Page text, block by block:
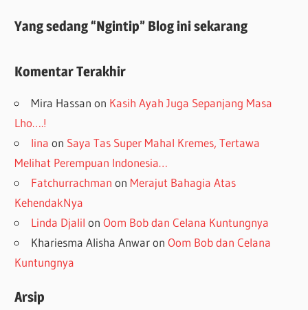
Yang sedang “Ngintip” Blog ini sekarang
Komentar Terakhir
Mira Hassan on Kasih Ayah Juga Sepanjang Masa
Lho….!
lina on Saya Tas Super Mahal Kremes, Tertawa
Melihat Perempuan Indonesia…
Fatchurrachman on Merajut Bahagia Atas
KehendakNya
Linda Djalil onOom Bob dan Celana Kuntungnya
Khariesma Alisha AnwaronOom Bob dan Celana
Kuntungnya
Arsip